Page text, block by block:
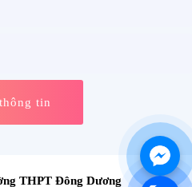
THPT Đông Dương